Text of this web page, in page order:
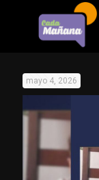
mayo 4, 2026